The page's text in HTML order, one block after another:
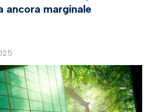
ancora marginale